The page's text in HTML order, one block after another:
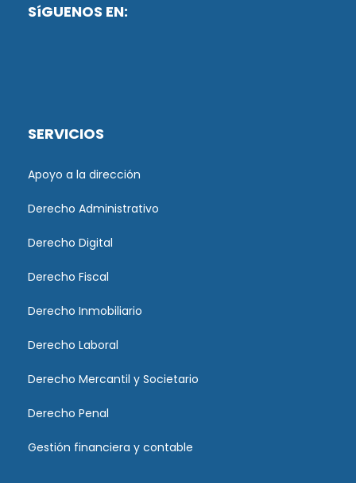
SíGUENOS EN:
SERVICIOS
Apoyo a la dirección
Derecho Administrativo
Derecho Digital
Derecho Fiscal
Derecho Inmobiliario
Derecho Laboral
Derecho Mercantil y Societario
Derecho Penal
Gestión financiera y contable